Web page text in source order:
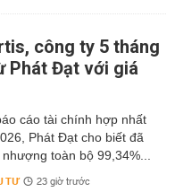
công ty 5 tháng
Phát Đạt với giá
cáo tài chính hợp nhất
Phát Đạt cho biết đã
toàn bộ 99,34%...
TƯ 23 giờ trước